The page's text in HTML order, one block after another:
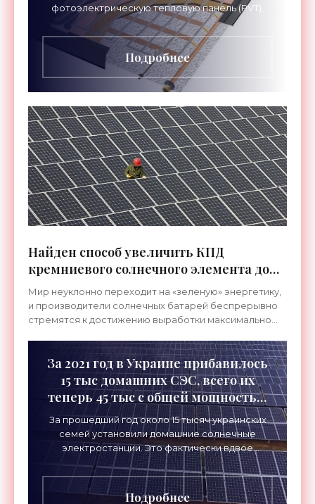
фотоэлектрическую тепловую панель (PVT),
которую можно использовать для жилых и
коммерческих гелиосистем. Новый
Подробнее
Найден способ увеличить КПД
кремниевого солнечного элемента до
35%, разрушив фундаментальный
предел Шокли-Квиссера - «Новости
Электроники»
Мир неуклонно переходит на «зеленую» энергетику,
и производители солнечных батарей беспрерывно
стремятся к достижению выработки максимально
За 2021 год в Украине прибавилось
15 тыс домашних СЭС, всего их
теперь 45 тыс с общей мощностью
1,2 ГВт - «Новости Электроники»
За прошедший год около 15 тысяч украинских
семей установили домашние солнечные
электростанции. Это фактически вдвое
больше, чем в 2020 году. В целом к ​​концу 2021
года в Украине
Подробнее